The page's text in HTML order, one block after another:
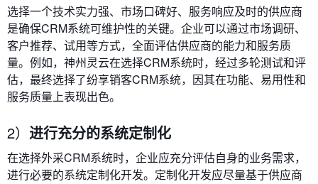
选择一个技术实力强、市场口碑好、服务响应及时的供应商
是确保CRM系统可维护性的关键。企业可以通过市场调研、
客户推荐、试用等方式，全面评估供应商的能力和服务质
量。例如，神州灵云在选择CRM系统时，经过多轮测试和评
估，最终选择了纷享销客CRM系统，因其在功能、易用性和
服务质量上表现出色。
2） 进行充分的系统定制化
在选择外采CRM系统时，企业应充分评估自身的业务需求，
进行必要的系统定制化开发。定制化开发应尽量基于供应商